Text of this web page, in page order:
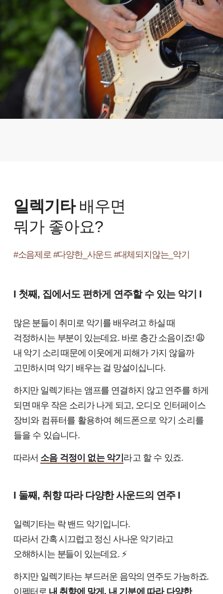
일렉기타 배우면
뭐가 좋아요?
#소음제로 #다양한_사운드 #대체되지않는_악기
I 첫째, 집에서도 편하게 연주할 수 있는 악기 I
많은 분들이 취미로 악기를 배우려고 하실 때
걱정하시는 부분이 있는데요. 바로 층간 소음이죠! 😩
내 악기 소리 때문에 이웃에게 피해가 가지 않을까
고민하시며 악기 배우는 걸 망설이십니다.
하지만 일렉기타는 앰프를 연결하지 않고 연주를 하게
되면 매우 작은 소리가 나게 되고, 오디오 인터페이스
장비와 컴퓨터를 활용하여 헤드폰으로 악기 소리를
들을 수 있습니다.
따라서 소음 걱정이 없는 악기 라고 할 수 있죠.
I 둘째, 취향 따라 다양한 사운드의 연주 I
일렉기타는 락 밴드 악기입니다.
따라서 간혹 시끄럽고 정신 사나운 악기라고
오해하시는 분들이 있는데요. ⚡
하지만 일렉기타는 부드러운 음악의 연주도 가능하죠.
이펙터로 내 취향에 맞게, 내 기분에 따라 다양한